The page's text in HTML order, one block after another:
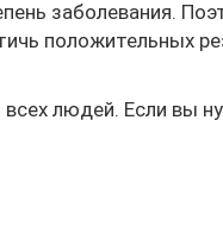
заболевания.
положительных
людей. Если вы